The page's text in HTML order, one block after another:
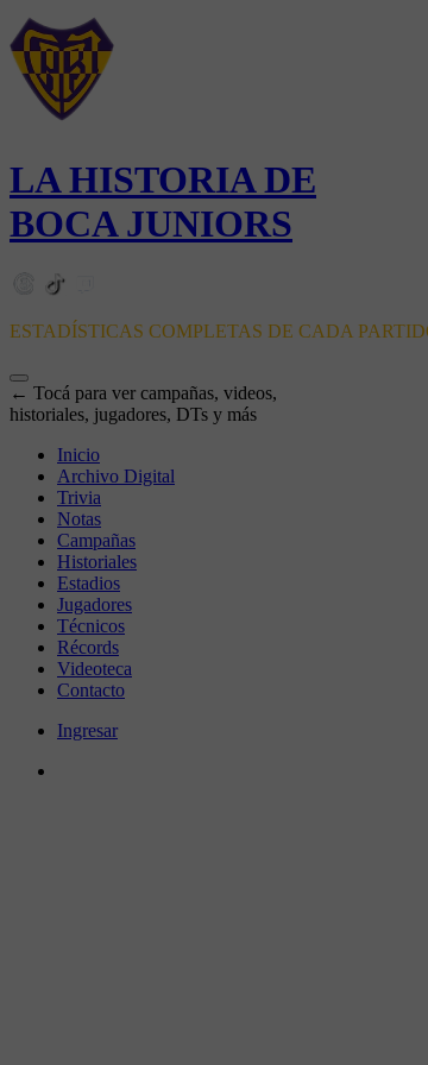
LA HISTORIA DE
BOCA JUNIORS
ESTADÍSTICAS COMPLETAS DE CADA
← Tocá para ver campañas, videos,
historiales, jugadores, DTs y más
Inicio
Archivo Digital
Trivia
Notas
Campañas
Historiales
Estadios
Jugadores
Técnicos
Récords
Videoteca
Contacto
Ingresar